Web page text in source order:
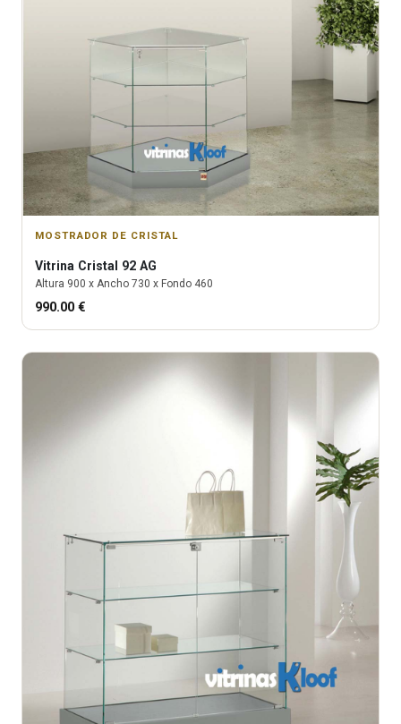
MOSTRADOR DE CRISTAL
Vitrina Cristal 92 AG
Altura 900 x Ancho 730 x Fondo 460
990.00 €